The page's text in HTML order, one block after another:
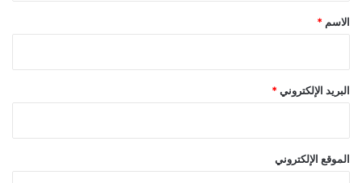
*
الاسم *
البريد الإلكتروني *
الموقع الإلكتروني